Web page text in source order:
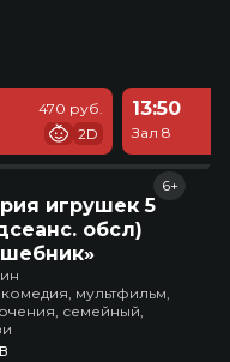
470 руб.
2D
13:50
Зал 8
игрушек 5
обсл)
6+
мультфильм,
семейный,